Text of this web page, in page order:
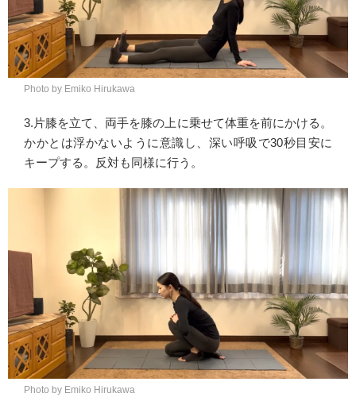
Photo by Emiko Hirukawa
3.片膝を立て、両手を膝の上に乗せて体重を前にかける。
かかとは浮かないように意識し、深い呼吸で30秒目安に
キープする。反対も同様に行う。
Photo by Emiko Hirukawa